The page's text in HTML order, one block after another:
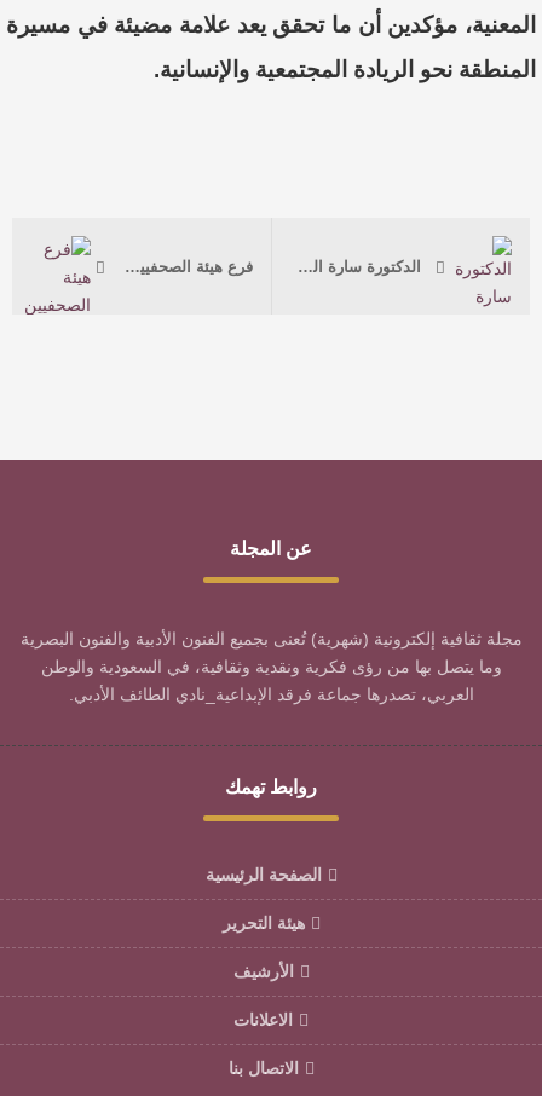
المعنية، مؤكدين أن ما تحقق يعد علامة مضيئة في مسيرة
المنطقة نحو الريادة المجتمعية والإنسانية.
الدكتورة سارة الزهراني تفتتح معرض “بصمة” الفوتوغرافي بجمعية الثقافة والفنون بجدة فرع هيئة الصحفيين السعوديين بجازان بالتعاون مع بيت الثقافة ينظم لقاء بعنوان”حديث الإعلاميين”
عن المجلة
مجلة ثقافية إلكترونية (شهرية) تُعنى بجميع الفنون الأدبية والفنون البصرية
وما يتصل بها من رؤى فكرية ونقدية وثقافية، في السعودية والوطن
العربي، تصدرها جماعة فرقد الإبداعية_نادي الطائف الأدبي.
روابط تهمك
الصفحة الرئيسية
هيئة التحرير
الأرشيف
الاعلانات
الاتصال بنا